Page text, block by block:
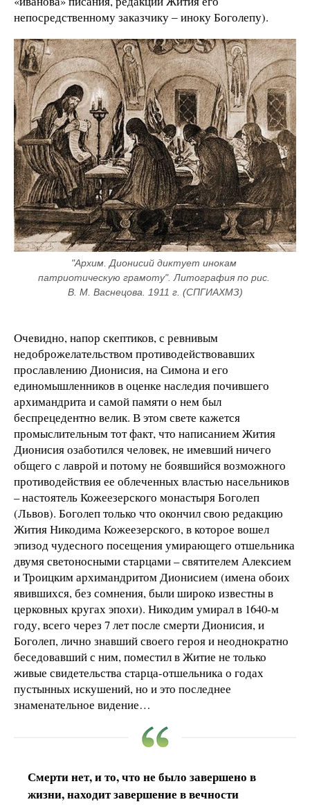
непосредственному заказчику ‒ иноку Боголепу).
"Архим. Дионисий диктует инокам
патриотическую грамоту". Литография по рис.
В. М. Васнецова. 1911 г. (СПГИАХМЗ)
Очевидно, напор скептиков, с ревнивым
недоброжелательством противодействовавших
прославлению Дионисия, на Симона и его
единомышленников в оценке наследия почившего
архимандрита и самой памяти о нем был
беспрецедентно велик. В этом свете кажется
промыслительным тот факт, что написанием Жития
Дионисия озаботился человек, не имевший ничего
общего с лаврой и потому не боявшийся возможного
противодействия ее облеченных властью насельников
– настоятель Кожеезерского монастыря Боголеп
(Львов). Боголеп только что окончил свою редакцию
Жития Никодима Кожеезерского, в которое вошел
эпизод чудесного посещения умирающего отшельника
двумя светоносными старцами – святителем Алексием
и Троицким архимандритом Дионисием (имена обоих
явившихся, без сомнения, были широко известны в
церковных кругах эпохи). Никодим умирал в 1640-м
году, всего через 7 лет после смерти Дионисия, и
Боголеп, лично знавший своего героя и неоднократно
беседовавший с ним, поместил в Житие не только
живые свидетельства старца-отшельника о годах
пустынных искушений, но и это последнее
знаменательное видение…
Смерти нет, и то, что не было завершено в
жизни, находит завершение в вечности